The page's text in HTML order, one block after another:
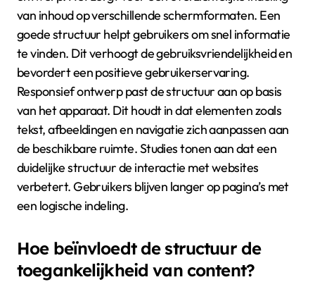
van inhoud op verschillende schermformaten. Een
goede structuur helpt gebruikers om snel informatie
te vinden. Dit verhoogt de gebruiksvriendelijkheid en
bevordert een positieve gebruikerservaring.
Responsief ontwerp past de structuur aan op basis
van het apparaat. Dit houdt in dat elementen zoals
tekst, afbeeldingen en navigatie zich aanpassen aan
de beschikbare ruimte. Studies tonen aan dat een
duidelijke structuur de interactie met websites
verbetert. Gebruikers blijven langer op pagina’s met
een logische indeling.
Hoe beïnvloedt de structuur de
toegankelijkheid van content?